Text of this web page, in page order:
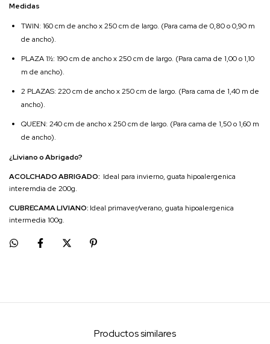
Medidas
TWIN: 160 cm de ancho x 250 cm de largo. (Para cama de 0,80 o 0,90 m
de ancho).
PLAZA 1½: 190 cm de ancho x 250 cm de largo. (Para cama de 1,00 o 1,10
m de ancho).
2 PLAZAS: 220 cm de ancho x 250 cm de largo. (Para cama de 1,40 m de
ancho).
QUEEN: 240 cm de ancho x 250 cm de largo. (Para cama de 1,50 o 1,60 m
de ancho).
¿Liviano o Abrigado?
ACOLCHADO ABRIGADO: Ideal para invierno, guata hipoalergenica
interemdia de 200g.
CUBRECAMA LIVIANO: Ideal primaver/verano, guata hipoalergenica
intermedia 100g.
Productos similares